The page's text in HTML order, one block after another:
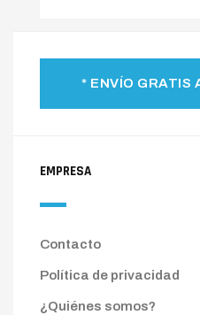
* ENVÍO GRATIS
EMPRESA
Contacto
Política de privacidad
¿Quiénes somos?